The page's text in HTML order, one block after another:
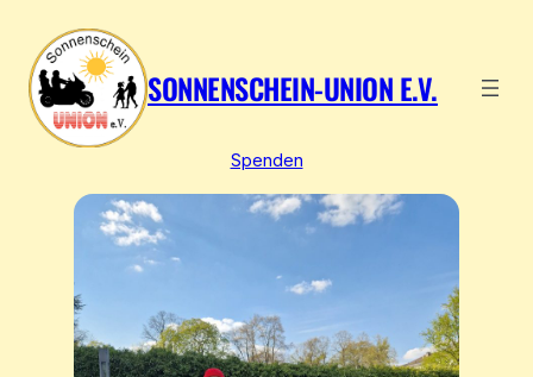
SONNENSCHEIN-UNION E.V.
Spenden